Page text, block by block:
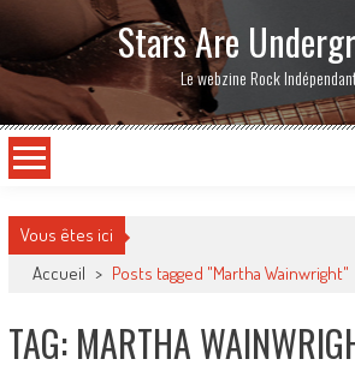
Stars Are
Le webzine Rock
Vous êtes ici
Accueil > Posts tagged "Martha Wainwright"
TAG: MARTHA